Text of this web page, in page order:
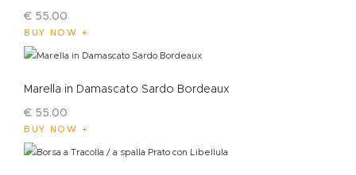
€ 55.00
BUY NOW
Marella in Damascato Sardo Bordeaux
€ 55.00
BUY NOW